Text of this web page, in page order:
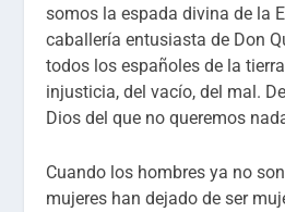
somos la espada divina de la
caballería entusiasta de Don
todos los españoles de la
injusticia, del vacío, del mal.
Dios del que no queremos
Cuando los hombres ya no
mujeres han dejado de ser